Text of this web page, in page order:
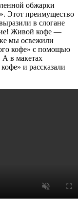
обжарки
Этот преимущество
в слогане
Живой кофе —
мы освежили
кофе» с помощью
в макетах
и рассказали